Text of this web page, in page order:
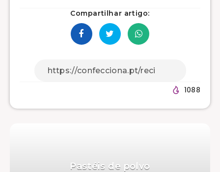
Compartilhar artigo:
1088
Pastéis de polvo